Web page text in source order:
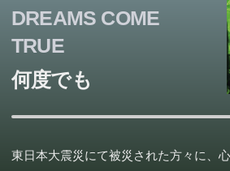
DREAMS COME
TRUE
何度でも
東日本大震災にて被災された方々に、